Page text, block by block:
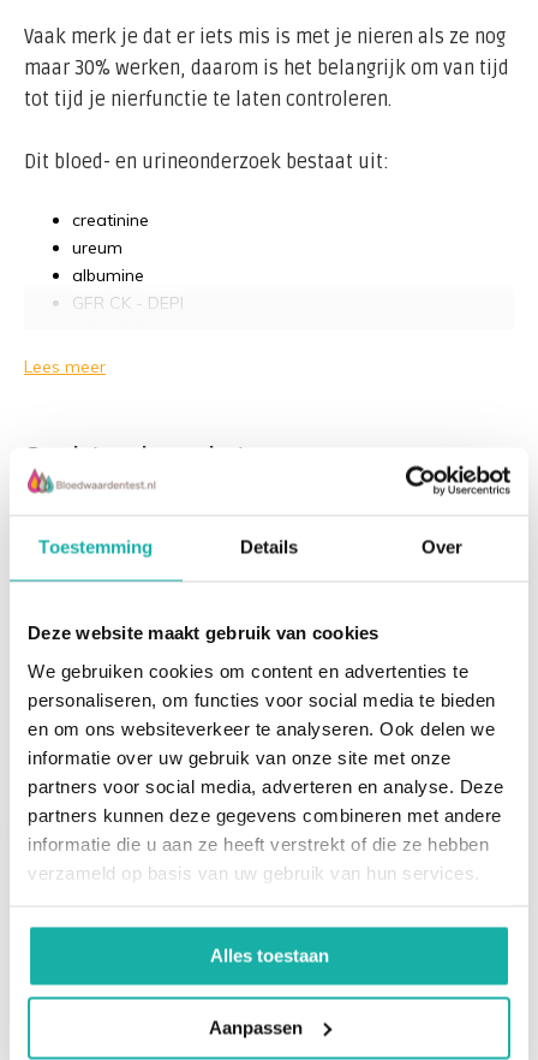
Toestemming Details Over
Deze website maakt gebruik van cookies
We gebruiken cookies om content en advertenties te
personaliseren, om functies voor social media te bieden
en om ons websiteverkeer te analyseren. Ook delen we
informatie over uw gebruik van onze site met onze
partners voor social media, adverteren en analyse. Deze
partners kunnen deze gegevens combineren met andere
informatie die u aan ze heeft verstrekt of die ze hebben
verzameld op basis van uw gebruik van hun services.
Alles toestaan
Aanpassen
Vaak merk je dat er iets mis is met je nieren als ze nog
maar 30% werken, daarom is het belangrijk om van tijd
tot tijd je nierfunctie te laten controleren.
Dit bloed- en urineonderzoek bestaat uit:
creatinine
ureum
albumine
GFR CK - DEPI
vroegere diagnose van nierfalen. Deze wordt berekend
aan de hand van de bloedonderzoeken creatinine-, de
De nieren zijn heel belangrijk voor de gezondheid van
stoffen verwijderen uit het bloed. Als de nieren door
ziekte minder goed werken, hopen deze stoffen zich in
het lichaam op.
Nierproblemen komen voor bij verschillende ziektes.
Sommige geneesmiddelen worden uit het lichaam
verwijderd door de nieren.
Er kan sprake zijn van een nierprobleem omdat de
dat de bloedstroom door de nieren niet goed is. Dat
komt voor bij bijvoorbeeld uitdroging, hartproblemen,
urinewegen en na een hartaanval. Ook na een eiwitrijke
Lees meer
Gerelateerde producten
Cystatine C
€ 56,-